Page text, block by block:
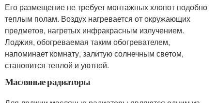
Его размещение не требует монтажных хлопот подобно
теплым полам. Воздух нагревается от окружающих
предметов, нагретых инфракрасным излучением.
Лоджия, обогреваемая таким обогревателем,
напоминает комнату, залитую солнечным светом,
становится теплой и уютной.
Масляные радиаторы